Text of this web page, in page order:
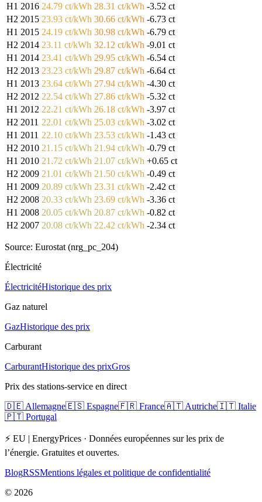
H1 2016 24.79 ct/kWh 28.31 ct/kWh -3.52 ct
H2 2015 23.93 ct/kWh 30.66 ct/kWh -6.73 ct
H1 2015 24.19 ct/kWh 30.98 ct/kWh -6.79 ct
H2 2014 23.11 ct/kWh 32.12 ct/kWh -9.01 ct
H1 2014 23.41 ct/kWh 29.95 ct/kWh -6.54 ct
H2 2013 23.23 ct/kWh 29.87 ct/kWh -6.64 ct
H1 2013 23.64 ct/kWh 27.94 ct/kWh -4.30 ct
H2 2012 22.54 ct/kWh 27.86 ct/kWh -5.32 ct
H1 2012 22.21 ct/kWh 26.18 ct/kWh -3.97 ct
H2 2011 22.01 ct/kWh 25.03 ct/kWh -3.02 ct
H1 2011 22.10 ct/kWh 23.53 ct/kWh -1.43 ct
H2 2010 21.15 ct/kWh 21.94 ct/kWh -0.79 ct
H1 2010 21.72 ct/kWh 21.07 ct/kWh +0.65 ct
H2 2009 21.01 ct/kWh 21.50 ct/kWh -0.49 ct
H1 2009 20.89 ct/kWh 23.31 ct/kWh -2.42 ct
H2 2008 20.33 ct/kWh 23.69 ct/kWh -3.36 ct
H1 2008 20.05 ct/kWh 20.87 ct/kWh -0.82 ct
H2 2007 20.08 ct/kWh 22.42 ct/kWh -2.34 ct
Source: Eurostat (nrg_pc_204)
Électricité
ÉlectricitéHistorique des prix
Gaz naturel
GazHistorique des prix
Carburant
CarburantHistorique des prixGros
Prix des stations-service en direct
🇩🇪 Allemagne🇪🇸 Espagne🇫🇷 France🇦🇹 Autriche🇮🇹 Italie
🇵🇹 Portugal
⚡ EU | EnergyPrices · Données européennes sur les prix de
l’énergie. Gratuites et ouvertes.
BlogRSSMentions légales et politique de confidentialité
© 2026